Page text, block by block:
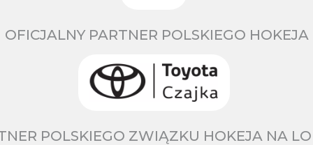
OFICJALNY PARTNER POLSKIEGO HOKEJA
POLSKIEGO ZWIĄZKU HOKEJA NA